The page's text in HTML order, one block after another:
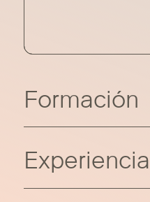
Formación
Experiencia